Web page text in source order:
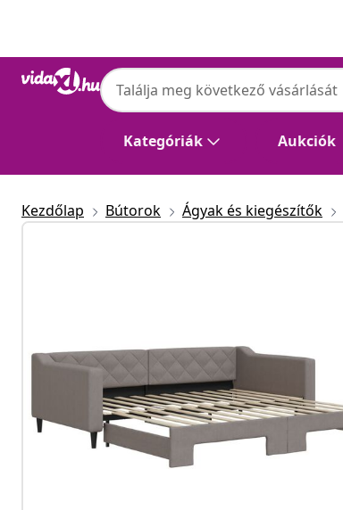
Kategóriák Aukciók
Kezdőlap Bútorok Ágyak és kiegészítők